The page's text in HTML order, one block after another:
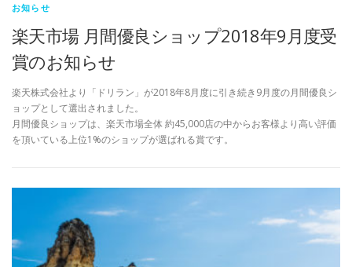
お知らせ
楽天市場 月間優良ショップ2018年9月度受
賞のお知らせ
楽天株式会社より「ドリラン」が2018年8月度に引き続き9月度の月間優良シ
ョップとして選出されました。
月間優良ショップは、楽天市場全体 約45,000店の中からお客様より高い評価
を頂いている上位1%のショップが選ばれる賞です。